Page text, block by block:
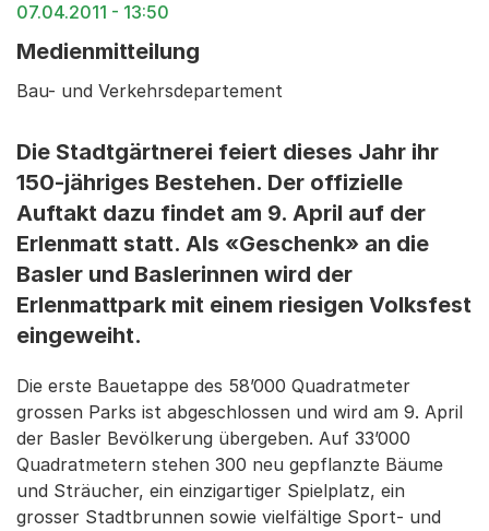
07.04.2011 - 13:50
Medienmitteilung
Bau- und Verkehrsdepartement
Die Stadtgärtnerei feiert dieses Jahr ihr
150-jähriges Bestehen. Der offizielle
Auftakt dazu findet am 9. April auf der
Erlenmatt statt. Als «Geschenk» an die
Basler und Baslerinnen wird der
Erlenmattpark mit einem riesigen Volksfest
eingeweiht.
Die erste Bauetappe des 58’000 Quadratmeter
grossen Parks ist abgeschlossen und wird am 9. April
der Basler Bevölkerung übergeben. Auf 33’000
Quadratmetern stehen 300 neu gepflanzte Bäume
und Sträucher, ein einzigartiger Spielplatz, ein
grosser Stadtbrunnen sowie vielfältige Sport- und